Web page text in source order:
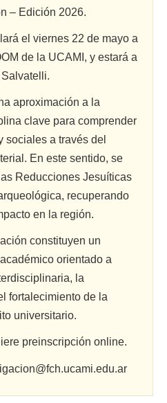
– Edición 2026.
el viernes 22 de mayo a
de la UCAMI, y estará a
aproximación a la
clave para comprender
sociales a través del
En este sentido, se
Reducciones Jesuíticas
recuperando
en la región.
constituyen un
orientado a
la
fortalecimiento de la
universitario.
preinscripción online.